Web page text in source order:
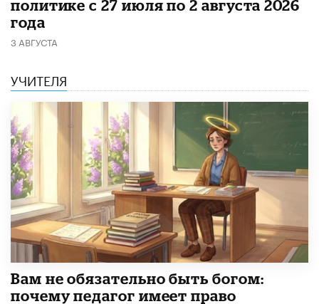
политике с 27 июля по 2 августа 2026
года
3 АВГУСТА
УЧИТЕЛЯ
​Вам не обязательно быть богом:
почему педагог имеет право